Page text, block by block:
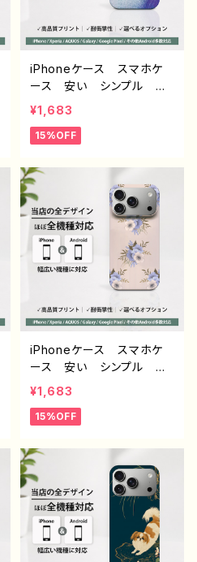
ップケース no signal デ
ザイン960 J1-9
iPhoneケース スマホケ
ース 安い シンプル か
っこいい おしゃれ かわ
いい クール メンズ レ
ディース エモい画像 綺
すめ 人気 クリエイタ
ー iPhone15/14/13/12/11
AQUOS sense 4 5 6
Xperia Googlepixel
Galaxy Android アンド
ロイド ケース ノンブラン
ド オリジナル デザイン
グッズ タイトル：エモいス
マホケース PART375-1
J1-9
¥1,683
15%OFF
iPhoneケース スマホケ
ース 安い シンプル 花
柄 おしゃれ かわいい
レディース 個性的 韓国
風 おすすめ 人気 クリ
5/14 AQUOS sense 4 5
6 Xperia Googlepixel
Galaxy Android ア
ンドロイド ケース ノンブ
ランド オリジナル デザイ
ン グッズ エモいスマホ
ケース タイトル：ニュアン
¥1,683
15%OFF